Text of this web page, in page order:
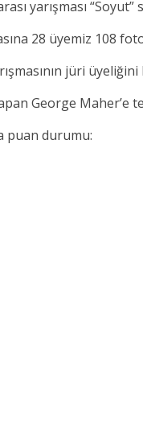
yarışması “Soyut”
28 üyemiz 108
jüri üyeliğini
George
puan durumu: